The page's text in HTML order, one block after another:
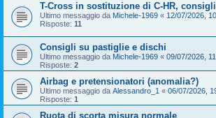
T-Cross in sostituzione di C-HR,
Ultimo messaggio da Michele-1969 « 12/07/2026,
Risposte: 11
Consigli su pastiglie e dischi
Ultimo messaggio da Michele-1969 « 09/07/2026,
Risposte: 2
Airbag e pretensionatori (anomalia?)
Ultimo messaggio da Alessandro_1 « 06/07/2026,
Risposte: 1
Ruota di scorta misura normale